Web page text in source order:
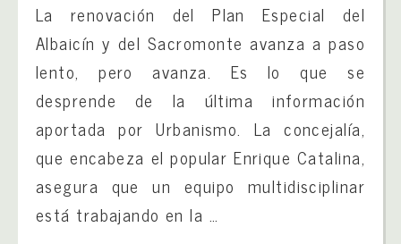
La renovación del Plan Especial del
Albaicín y del Sacromonte avanza a paso
lento, pero avanza. Es lo que se
desprende de la última información
aportada por Urbanismo. La concejalía,
que encabeza el popular Enrique Catalina,
asegura que un equipo multidisciplinar
está trabajando en la …